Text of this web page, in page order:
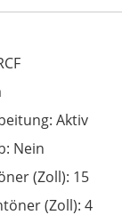
Aktiv
Nein
(Zoll): 15
(Zoll): 4